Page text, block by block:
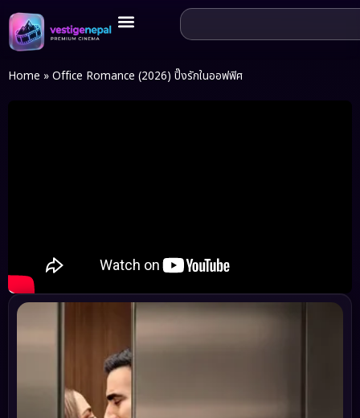
Home » Office Romance (2026) ปิ๊งรักในออฟฟิศ